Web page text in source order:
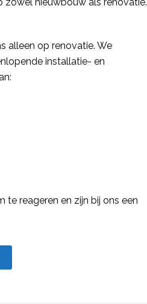
alleen op renovatie. We
installatie- en
te reageren en zijn bij ons een